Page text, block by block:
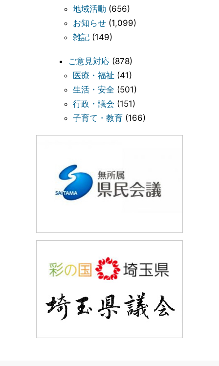
地域活動 (656)
お知らせ (1,099)
雑記 (149)
ご意見対応 (878)
医療・福祉 (41)
生活・安全 (501)
行政・議会 (151)
子育て・教育 (166)